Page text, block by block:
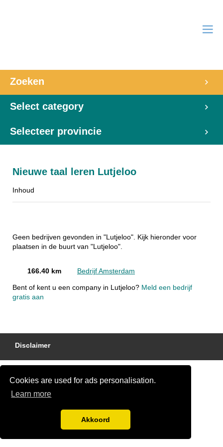
Cookies are used for ads personalisation.
Learn more
Akkoord
Zoeken
Select category
Selecteer provincie
Nieuwe taal leren Lutjeloo
Inhoud
Geen bedrijven gevonden in "Lutjeloo". Kijk hieronder voor
plaatsen in de buurt van "Lutjeloo".
166.40 km Bedrijf Amsterdam
Bent of kent u een company in Lutjeloo? Meld een bedrijf
gratis aan
Disclaimer